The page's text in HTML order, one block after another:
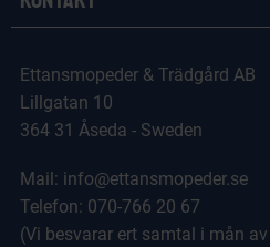
Ettansmopeder & Trädgård AB
Lillgatan 10
364 31 Åseda - Sweden
Mail: info@ettansmopeder.se
Telefon: 070-766 20 67
(Vi besvarar ert samtal i mån